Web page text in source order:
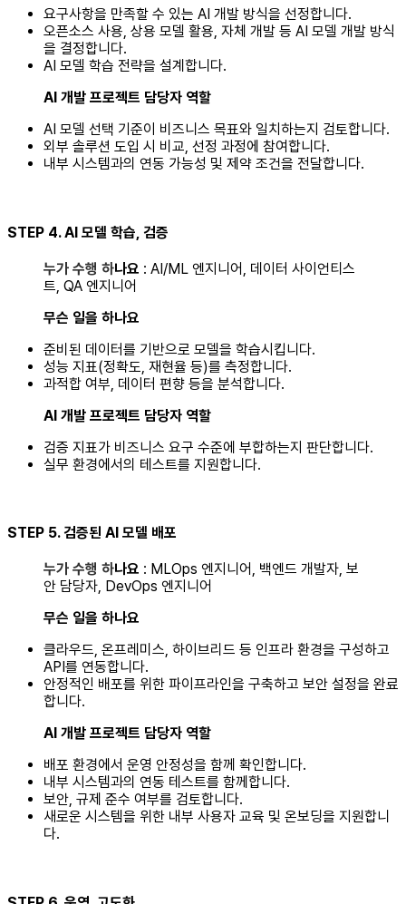
요구사항을 만족할 수 있는 AI 개발 방식을 선정합니다.
오픈소스 사용, 상용 모델 활용, 자체 개발 등 AI 모델 개발 방식
을 결정합니다.
AI 모델 학습 전략을 설계합니다.
AI 개발 프로젝트 담당자 역할
AI 모델 선택 기준이 비즈니스 목표와 일치하는지 검토합니다.
‍외부 솔루션 도입 시 비교, 선정 과정에 참여합니다.
내부 시스템과의 연동 가능성 및 제약 조건을 전달합니다.
STEP 4. AI 모델 학습, 검증
누가 수행 하나요 : AI/ML 엔지니어, 데이터 사이언티스
트, QA 엔지니어
무슨 일을 하나요
준비된 데이터를 기반으로 모델을 학습시킵니다.
성능 지표(정확도, 재현율 등)를 측정합니다.
과적합 여부, 데이터 편향 등을 분석합니다.
AI 개발 프로젝트 담당자 역할
검증 지표가 비즈니스 요구 수준에 부합하는지 판단합니다.
‍실무 환경에서의 테스트를 지원합니다.
STEP 5. 검증된 AI 모델 배포
누가 수행 하나요 : MLOps 엔지니어, 백엔드 개발자, 보
안 담당자, DevOps 엔지니어‍
무슨 일을 하나요
클라우드, 온프레미스, 하이브리드 등 인프라 환경을 구성하고
API를 연동합니다.
안정적인 배포를 위한 파이프라인을 구축하고 보안 설정을 완료
합니다.‍
AI 개발 프로젝트 담당자 역할
배포 환경에서 운영 안정성을 함께 확인합니다.
내부 시스템과의 연동 테스트를 함께합니다.
보안, 규제 준수 여부를 검토합니다.
새로운 시스템을 위한 내부 사용자 교육 및 온보딩을 지원합니
다.